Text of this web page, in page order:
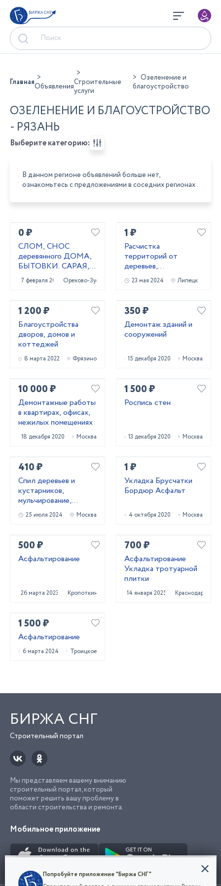
БИРЖА СНГ
ГлавнаяОбъявленияСтроительные
услуги
Озеленение и
благоустройство
ОЗЕЛЕНЕНИЕ И БЛАГОУСТРОЙСТВО
- РЯЗАНЬ
Выберите категорию:
В данном регионе объявлений больше нет,
ознакомьтесь с предложениями в соседних регионах
0 ₽
СЛОМ, СНОС
деревянного ДОМА,
БЫТОВКИ. САРАЯ,
ТЕПЛИЦЫ
7 февраля 2021 Орехово-Зуево
1 ₽
Расчистка
территорий от
деревьев,
кустарников и корней
23 мая 2024 Липецк
1 200 ₽
Благоустройства
дворов, домов и
коттеджей
8 марта 2022 Фрязино
350 ₽
Демонтаж зданий и
сооружений
15 декабря 2020 Москва
10 000 ₽
Демонтажные работы
в квартирах, офисах,
нежилых помещениях
18 декабря 2020 Москва
1 500 ₽
Роспись стен
13 декабря 2020 Москва
410 ₽
Cпил деревьев и
кустaрников,
мульчированиe,
выкоpчевка пнeй
25 июля 2024 Москва
1 ₽
Укладка Брусчатки
Бордюр Асфальт
4 октября 2020 Москва
500 ₽
Асфальтирование
26 марта 2023 Кропоткин
700 ₽
Асфальтирование
Укладка тротуарной
плитки
14 января 2025 Краснодар
1 500 ₽
Асфальтирование
6 марта 2024 Троицкое
БИРЖА СНГ
Строительный портал
Мы представляем вашему вниманию
строительный портал, который
поможет решить вашу проблему в
области строительства и ремонта.
Мобильное приложение
Конфиденциальность
Попробуйте приложение "Биржа СНГ"